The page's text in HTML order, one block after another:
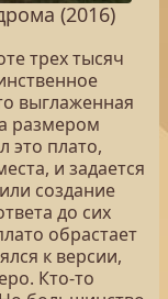
(2016)
трех тысяч
выглаженная
размером
это плато,
и задается
создание
до сих
обрастает
к версии,
Кто-то